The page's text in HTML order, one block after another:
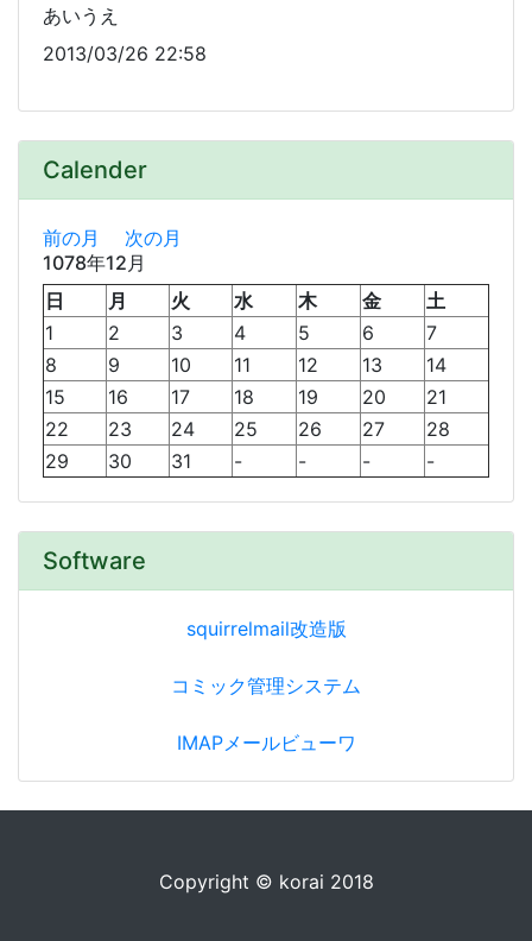
あいうえ
2013/03/26 22:58
Calender
前の月
次の月
1078年12月
日
月 火 水 木 金
土
1
2 3 4 5 6
7
8
9 10 11 12 13
14
15
16 17 18 19 20
21
22
23 24 25 26 27
28
29
30 31 - - - -
Software
squirrelmail改造版
コミック管理システム
IMAPメールビューワ
Copyright © korai 2018